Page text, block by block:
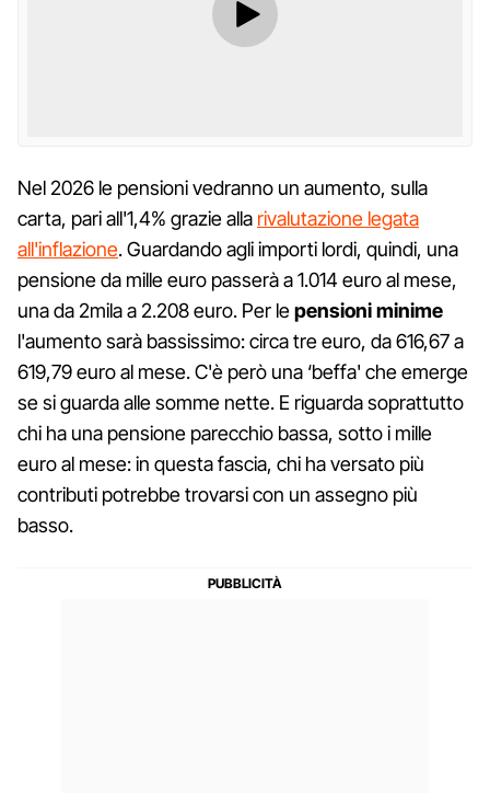
Nel 2026 le pensioni vedranno un aumento, sulla
carta, pari all'1,4% grazie alla rivalutazione legata
all'inflazione. Guardando agli importi lordi, quindi, una
pensione da mille euro passerà a 1.014 euro al mese,
una da 2mila a 2.208 euro. Per lepensioni minime
l'aumento sarà bassissimo: circa tre euro, da 616,67 a
619,79 euro al mese. C'è però una ‘beffa' che emerge
se si guarda alle somme nette. E riguarda soprattutto
chi ha una pensione parecchio bassa, sotto i mille
euro al mese: in questa fascia, chi ha versato più
contributi potrebbe trovarsi con un assegno più
basso.